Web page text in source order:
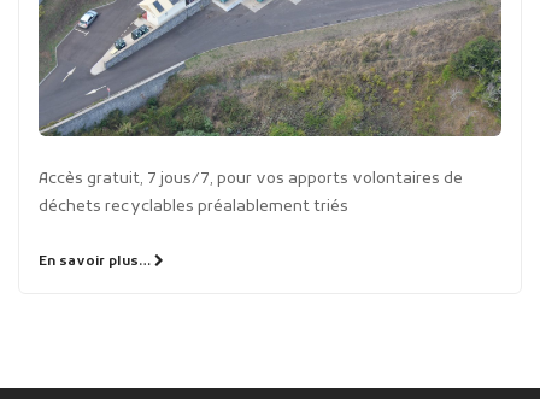
Accès gratuit, 7 jous/7, pour vos apports volontaires de
déchets recyclables préalablement triés
En savoir plus…